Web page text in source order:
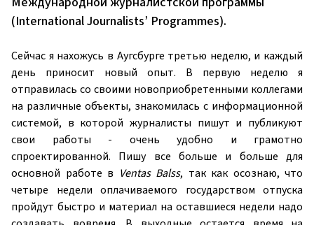
(International Journalists’ Programmes).
Сейчас я нахожусь в Аугсбурге третью неделю, и каждый
день приносит новый опыт. В первую неделю я
отправилась со своими новоприобретенными коллегами
на различные объекты, знакомилась с информационной
системой, в которой журналисты пишут и публикуют
свои работы - очень удобно и грамотно
спроектированной. Пишу все больше и больше для
основной работе в Ventas Balss, так как осознаю, что
четыре недели оплачиваемого государством отпуска
пройдут быстро и материал на оставшиеся недели надо